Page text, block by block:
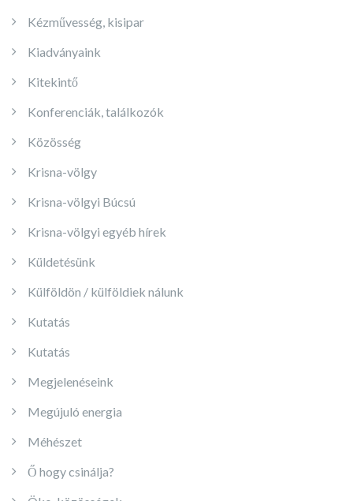
Kézművesség, kisipar
Kiadványaink
Kitekintő
Konferenciák, találkozók
Közösség
Krisna-völgy
Krisna-völgyi Búcsú
Krisna-völgyi egyéb hírek
Küldetésünk
Külföldön / külföldiek nálunk
Kutatás
Kutatás
Megjelenéseink
Megújuló energia
Méhészet
Ő hogy csinálja?